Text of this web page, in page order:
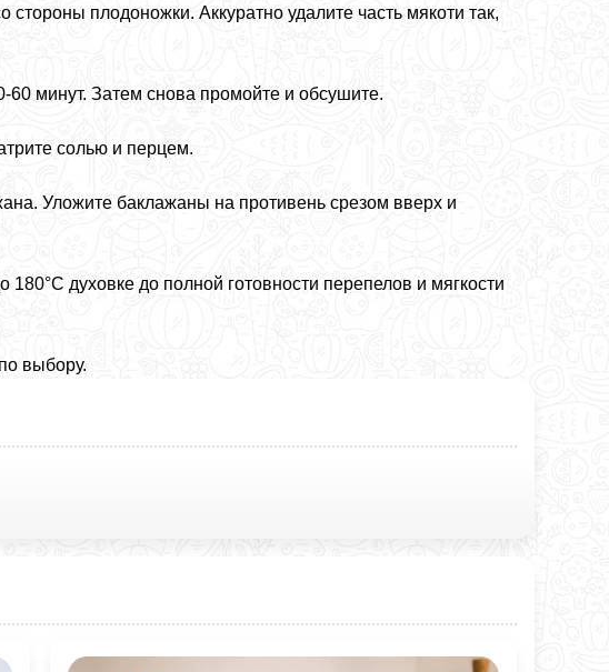
плодоножки. Аккуратно удалите часть мякоти так,
минут. Затем снова промойте и обсушите.
солью и перцем.
Уложите баклажаны на противень срезом вверх и
духовке до полной готовности перепелов и мягкости
выбору.